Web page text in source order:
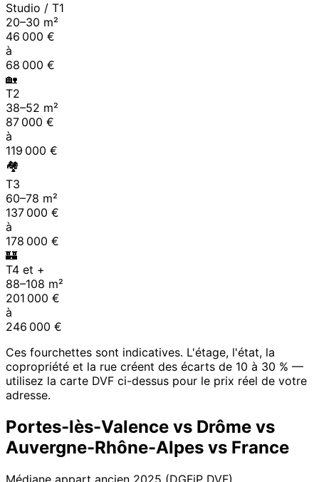
Studio / T1
20–30 m²
46 000 €
à
68 000 €
🏡
T2
38–52 m²
87 000 €
à
119 000 €
🏘
T3
60–78 m²
137 000 €
à
178 000 €
🏰
T4 et +
88–108 m²
201 000 €
à
246 000 €
Ces fourchettes sont indicatives. L'étage, l'état, la
copropriété et la rue créent des écarts de 10 à 30 % —
utilisez la carte DVF ci-dessus pour le prix réel de votre
adresse.
Portes-lès-Valence vs Drôme vs
Auvergne-Rhône-Alpes vs France
Médiane appart ancien 2025 (DGFiP DVF).